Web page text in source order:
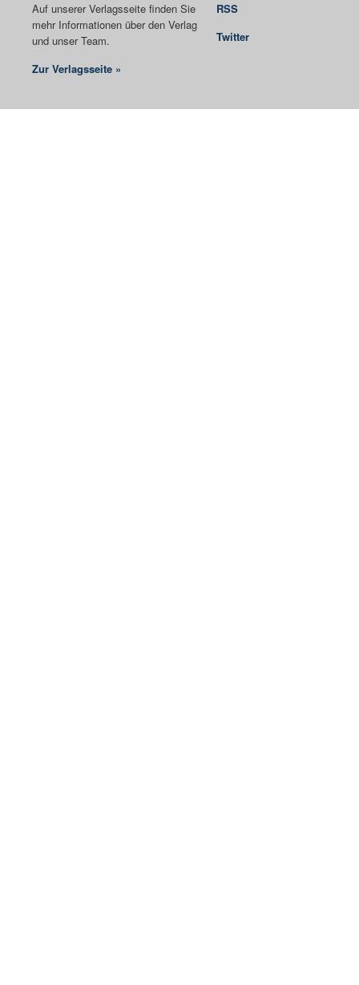
Auf unserer Verlagsseite finden Sie
mehr Informationen über den Verlag
und unser Team.
Zur Verlagsseite »
RSS
Twitter